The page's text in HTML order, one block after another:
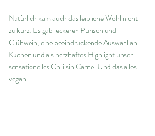
Natürlich kam auch das leibliche Wohl nicht
zu kurz: Es gab leckeren Punsch und
Glühwein, eine beeindruckende Auswahl an
Kuchen und als herzhaftes Highlight unser
sensationelles Chili sin Carne. Und das alles
vegan.